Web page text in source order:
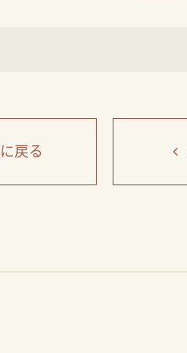
に戻る